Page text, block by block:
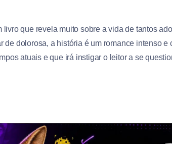
livro que revela muito sobre a vida de tantos
de dolorosa, a história é um romance intenso
atuais e que irá instigar o leitor a se